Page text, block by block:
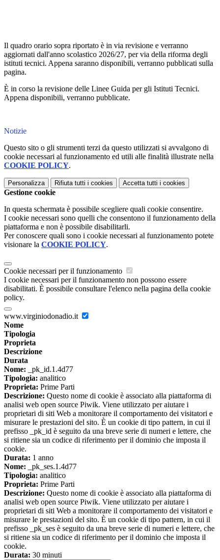
Il quadro orario sopra riportato è in via revisione e verranno
aggiornati dall'anno scolastico 2026/27, per via della riforma degli
istituti tecnici. Appena saranno disponibili, verranno pubblicati sulla
pagina.
È in corso la revisione delle Linee Guida per gli Istituti Tecnici.
Appena disponibili, verranno pubblicate.
Notizie
Questo sito o gli strumenti terzi da questo utilizzati si avvalgono di
cookie necessari al funzionamento ed utili alle finalità illustrate nella
COOKIE POLICY.
Personalizza Rifiuta tutti i cookies Accetta tutti i cookies
Gestione cookie
In questa schermata è possibile scegliere quali cookie consentire.
I cookie necessari sono quelli che consentono il funzionamento della
piattaforma e non è possibile disabilitarli.
Per conoscere quali sono i cookie necessari al funzionamento potete
visionare la COOKIE POLICY.
Cookie necessari per il funzionamento
I cookie necessari per il funzionamento non possono essere
disabilitati. È possibile consultare l'elenco nella pagina della cookie
policy.
www.virginiodonadio.it
Nome
Tipologia
Proprieta
Descrizione
Durata
Nome: _pk_id.1.4d77
Tipologia: analitico
Proprieta: Prime Parti
Descrizione: Questo nome di cookie è associato alla piattaforma di
analisi web open source Piwik. Viene utilizzato per aiutare i
proprietari di siti Web a monitorare il comportamento dei visitatori e
misurare le prestazioni del sito. È un cookie di tipo pattern, in cui il
prefisso _pk_id è seguito da una breve serie di numeri e lettere, che
si ritiene sia un codice di riferimento per il dominio che imposta il
cookie.
Durata: 1 anno
Nome: _pk_ses.1.4d77
Tipologia: analitico
Proprieta: Prime Parti
Descrizione: Questo nome di cookie è associato alla piattaforma di
analisi web open source Piwik. Viene utilizzato per aiutare i
proprietari di siti Web a monitorare il comportamento dei visitatori e
misurare le prestazioni del sito. È un cookie di tipo pattern, in cui il
prefisso _pk_ses è seguito da una breve serie di numeri e lettere, che
si ritiene sia un codice di riferimento per il dominio che imposta il
cookie.
Durata: 30 minuti